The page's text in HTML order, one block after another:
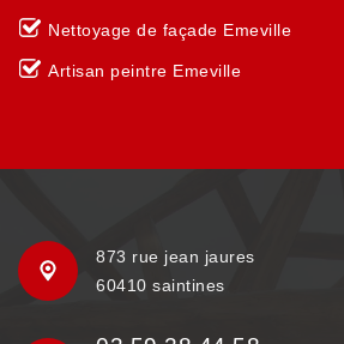
Nettoyage de façade Emeville
Artisan peintre Emeville
873 rue jean jaures
60410 saintines